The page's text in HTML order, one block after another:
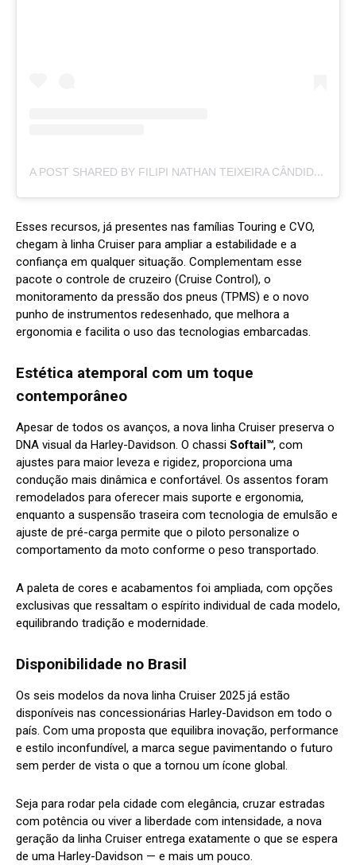
A
POST SHARED BY FILIPI NATHAN TEIXEIRA CÂNDIDO GOSCHRMAN (@FILIPICANDIDOGOSCHRMAN)
Esses recursos, já presentes nas famílias Touring e CVO,
chegam à linha Cruiser para ampliar a estabilidade e a
confiança em qualquer situação. Complementam esse
pacote o controle de cruzeiro (Cruise Control), o
monitoramento da pressão dos pneus (TPMS) e o novo
punho de instrumentos redesenhado, que melhora a
ergonomia e facilita o uso das tecnologias embarcadas.
Estética atemporal com um toque
contemporâneo
Apesar de todos os avanços, a nova linha Cruiser preserva o
DNA visual da Harley-Davidson. O chassi Softail™, com
ajustes para maior leveza e rigidez, proporciona uma
condução mais dinâmica e confortável. Os assentos foram
remodelados para oferecer mais suporte e ergonomia,
enquanto a suspensão traseira com tecnologia de emulsão e
ajuste de pré-carga permite que o piloto personalize o
comportamento da moto conforme o peso transportado.
A paleta de cores e acabamentos foi ampliada, com opções
exclusivas que ressaltam o espírito individual de cada modelo,
equilibrando tradição e modernidade.
Disponibilidade no Brasil
Os seis modelos da nova linha Cruiser 2025 já estão
disponíveis nas concessionárias Harley-Davidson em todo o
país. Com uma proposta que equilibra inovação, performance
e estilo inconfundível, a marca segue pavimentando o futuro
sem perder de vista o que a tornou um ícone global.
Seja para rodar pela cidade com elegância, cruzar estradas
com potência ou viver a liberdade com intensidade, a nova
geração da linha Cruiser entrega exatamente o que se espera
de uma Harley-Davidson — e mais um pouco.